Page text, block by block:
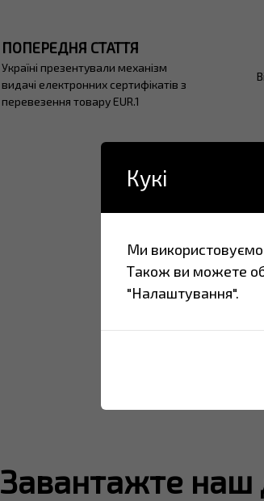
ПОПЕРЕДНЯ СТАТТЯ
Україні презентували механізм
видачі електронних сертифікатів з
перевезення товару EUR.1
Завантажте наш
Кукі
Ми використовуємо
Також ви можете
"Налаштування".